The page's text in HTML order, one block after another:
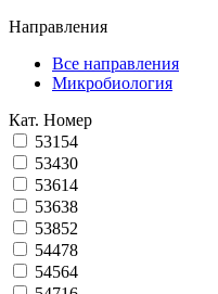
Направления
Все направления
Микробиология
Кат. Номер
53154
53430
53614
53638
53852
54478
54564